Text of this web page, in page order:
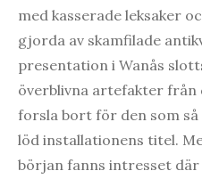
med kasserade leksaker
gjorda av skamfilade
presentation i Wanås
överblivna artefakter från
forsla bort för den som så
löd installationens titel.
början fanns intresset